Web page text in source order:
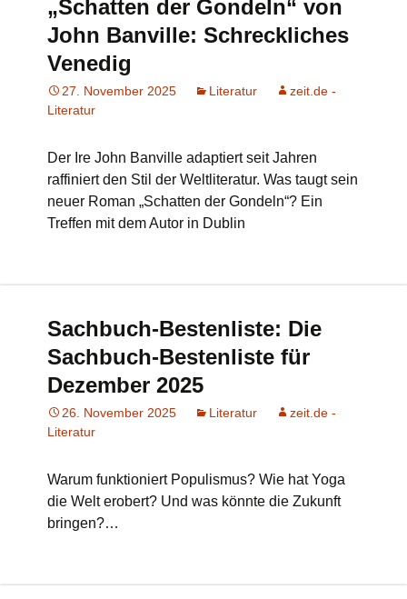
„Schatten der Gondeln“ von
John Banville: Schreckliches
Venedig
27. November 2025 Literatur
zeit.de -
Literatur
Der Ire John Banville adaptiert seit Jahren
raffiniert den Stil der Weltliteratur. Was taugt sein
neuer Roman „Schatten der Gondeln“? Ein
Treffen mit dem Autor in Dublin
Sachbuch-Bestenliste: Die
Sachbuch-Bestenliste für
Dezember 2025
26. November 2025 Literatur
zeit.de -
Literatur
Warum funktioniert Populismus? Wie hat Yoga
die Welt erobert? Und was könnte die Zukunft
bringen?…